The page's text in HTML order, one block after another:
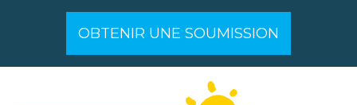
OBTENIR UNE SOUMISSION